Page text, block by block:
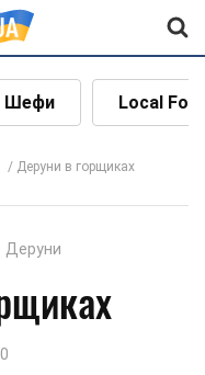
Шефи Local
Деруни в горщиках
Деруни